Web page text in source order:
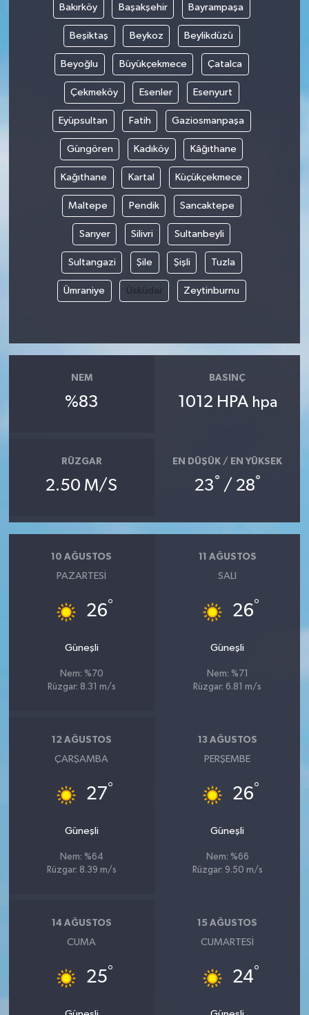
Bakırköy Başakşehir Bayrampaşa
Beşiktaş Beykoz Beylikdüzü
Beyoğlu Büyükçekmece Çatalca
Çekmeköy Esenler Esenyurt
Eyüpsultan Fatih Gaziosmanpaşa
Güngören Kadıköy Kâğıthane
Kağıthane Kartal Küçükçekmece
Maltepe Pendik Sancaktepe
Sarıyer Silivri Sultanbeyli
Sultangazi Şile Şişli Tuzla
Ümraniye Üsküdar Zeytinburnu
NEM
%83
BASINÇ
1012 HPA hpa
RÜZGAR
2.50 M/S
EN DÜŞÜK / EN YÜKSEK
23° / 28°
10 AĞUSTOS
PAZARTESI
26°
Güneşli
Nem: %70
Rüzgar: 8.31 m/s
11 AĞUSTOS
SALI
26°
Güneşli
Nem: %71
Rüzgar: 6.81 m/s
12 AĞUSTOS
ÇARŞAMBA
27°
Güneşli
Nem: %64
Rüzgar: 8.39 m/s
13 AĞUSTOS
PERŞEMBE
26°
Güneşli
Nem: %66
Rüzgar: 9.50 m/s
14 AĞUSTOS
CUMA
25°
15 AĞUSTOS
CUMARTESI
24°
YUNUSEMRE
MANİSA'YI KEŞFET
TÜRKİYE'DE TREND HABERLER
ÖZEL HABER